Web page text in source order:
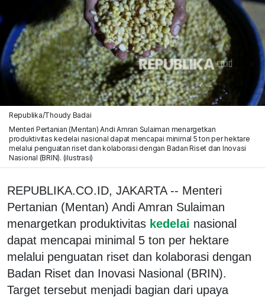
Republika/Thoudy Badai
Menteri Pertanian (Mentan) Andi Amran Sulaiman menargetkan
produktivitas kedelai nasional dapat mencapai minimal 5 ton per hektare
melalui penguatan riset dan kolaborasi dengan Badan Riset dan Inovasi
Nasional (BRIN). (ilustrasi)
REPUBLIKA.CO.ID, JAKARTA -- Menteri
Pertanian (Mentan) Andi Amran Sulaiman
menargetkan produktivitas kedelai nasional
dapat mencapai minimal 5 ton per hektare
melalui penguatan riset dan kolaborasi dengan
Badan Riset dan Inovasi Nasional (BRIN).
Target tersebut menjadi bagian dari upaya